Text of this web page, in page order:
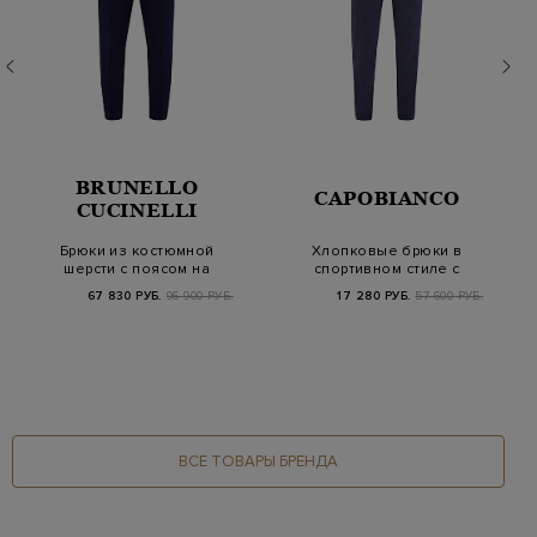
BRUNELLO
CUCINELLI
Брюки из костюмной
шерсти с поясом на
кулиске и защипа…
67 830 РУБ. 96 900 РУБ.
CAPOBIANCO
Хлопковые брюки в
спортивном стиле с
отворотами
17 280 РУБ. 57 600 РУБ.
ВСЕ ТОВАРЫ БРЕНДА